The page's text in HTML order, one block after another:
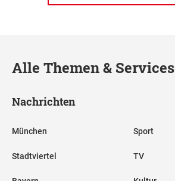
Alle Themen & Services
Nachrichten
München
Stadtviertel
Sport
TV